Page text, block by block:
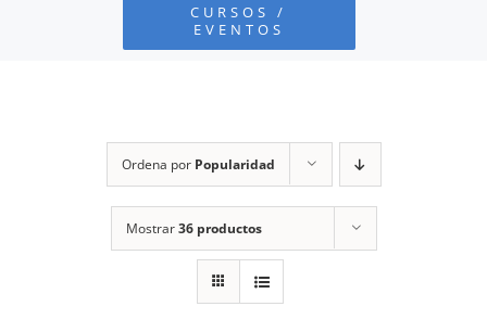
CURSOS /
EVENTOS
Ordena por Popularidad
Mostrar36 productos